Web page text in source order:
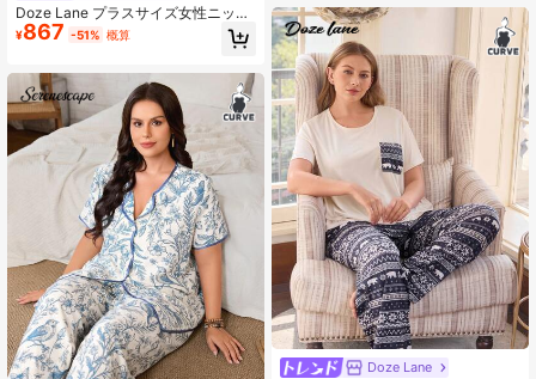
Doze Lane プラスサイズ女性ニット
リブ編みボーダー柄Vネックカジュア
ルラウンジウェアショートスリーブ
ースラウンジウェアVネックラウンジ
ウェアボーダーパジャマセット、レ
ディースラウンジセット、ボーダー
スリープウェア、レディースパジャ
マ、レディースパジャマセット
¥867 -51% 概算
ット
Doze Lane